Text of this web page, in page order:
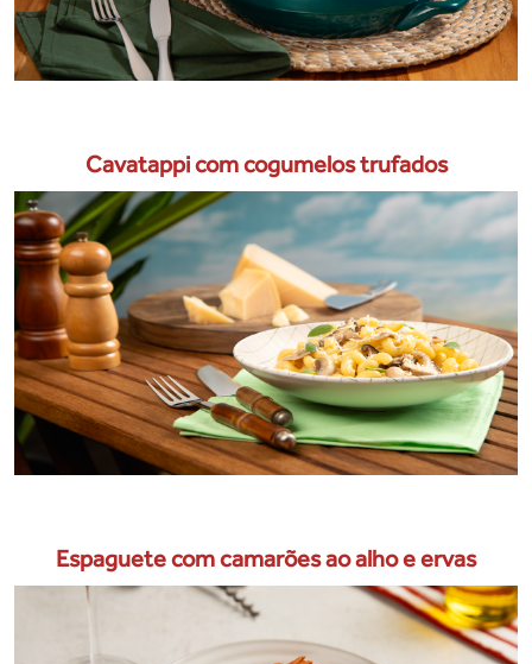
Cavatappi com cogumelos trufados
Espaguete com camarões ao alho e ervas